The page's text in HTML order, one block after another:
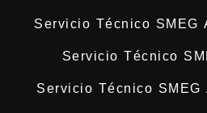
Servicio Técnico SMEG
Servicio Técnico
Servicio Técnico